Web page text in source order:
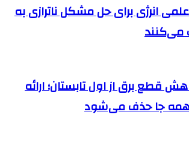
انرژی برای حل مشکل ناترازی به
قطع برق از اول تابستان؛ ارائه
جا حذف می‌شود